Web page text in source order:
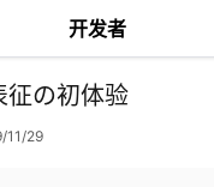
开发者
征の初体验
11/29